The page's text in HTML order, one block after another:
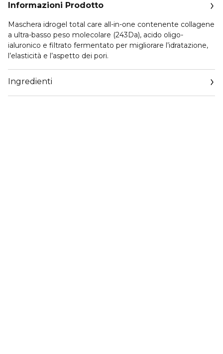
Informazioni Prodotto
Maschera idrogel total care all-in-one contenente collagene
a ultra-basso peso molecolare (243Da), acido oligo-
ialuronico e filtrato fermentato per migliorare l’idratazione,
l’elasticità e l’aspetto dei pori.
Ingredienti